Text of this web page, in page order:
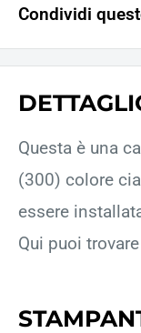
Condividi
Questa è una
(300) colore
essere
Qui puoi